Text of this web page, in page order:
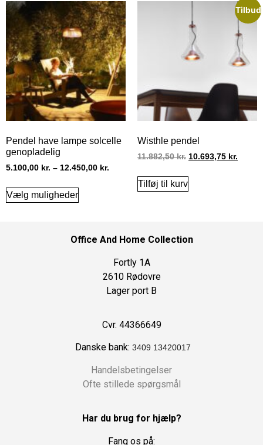
Pendel have lampe solcelle
genopladelig
5.100,00 kr. – 12.450,00 kr.
Vælg muligheder
Tilbud
Wisthle pendel
11.882,50kr. 10.693,75 kr.
Tilføj til kurv
Office And Home Collection
Fortly 1A
2610 Rødovre
Lager port B
Cvr. 44366649
Danske bank: 3409 13420017
Handelsbetingelser
Ofte stillede spørgsmål
Har du brug for hjælp?
Fang os på: